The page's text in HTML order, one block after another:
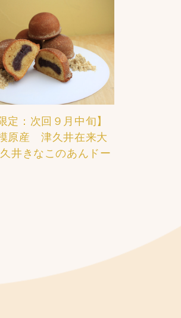
定：次回９月中旬】
原産 津久井在来大
井きなこのあんドー